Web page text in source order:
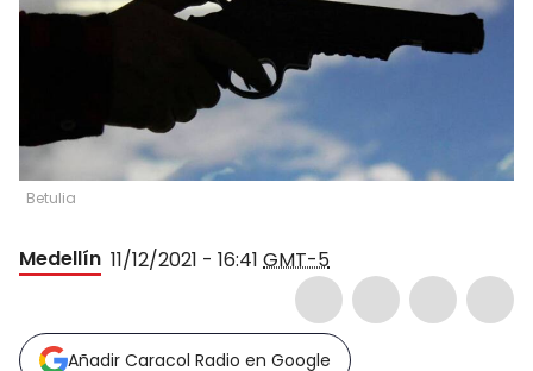
Betulia
Medellín 11/12/2021 - 16:41 GMT-5
Añadir Caracol Radio en Google